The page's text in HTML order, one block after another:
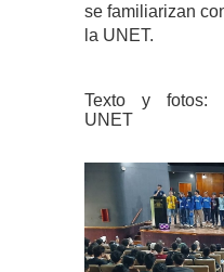
se familiarizan
la UNET.
Texto y fotos:
UNET